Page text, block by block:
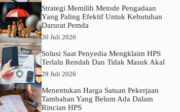
Strategi Memilih Metode Pengadaan
Yang Paling Efektif Untuk Kebutuhan
Darurat Pemda
30 Juli 2026
Solusi Saat Penyedia Mengklaim HPS
Terlalu Rendah Dan Tidak Masuk Akal
29 Juli 2026
Menentukan Harga Satuan Pekerjaan
Tambahan Yang Belum Ada Dalam
Rincian HPS